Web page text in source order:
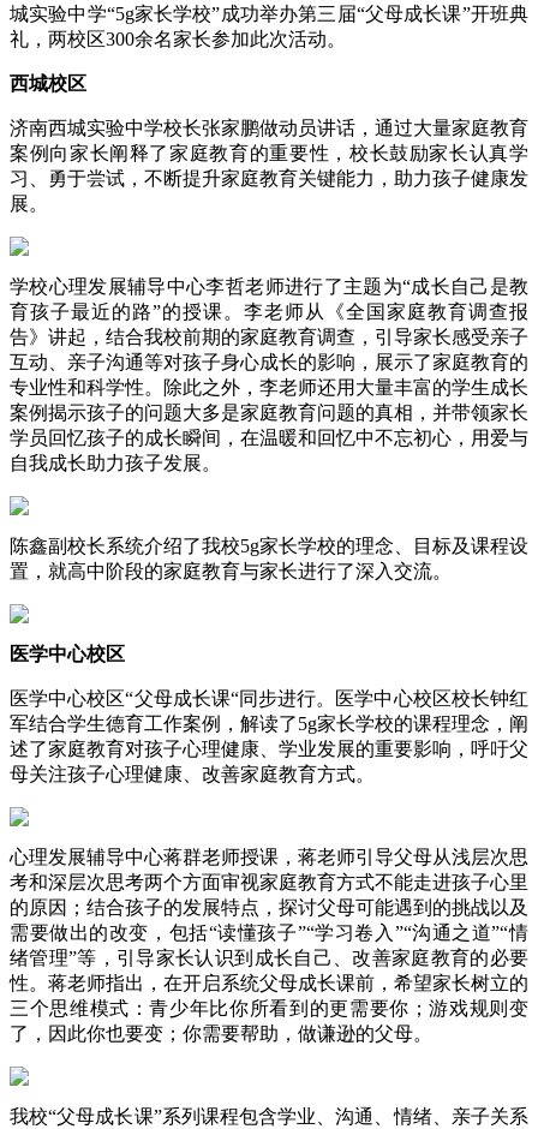
城实验中学“5g家长学校”成功举办第三届“父母成长课”开班典
礼，两校区300余名家长参加此次活动。
西城校区
济南西城实验中学校长张家鹏做动员讲话，通过大量家庭教育
案例向家长阐释了家庭教育的重要性，校长鼓励家长认真学
习、勇于尝试，不断提升家庭教育关键能力，助力孩子健康发
展。
学校心理发展辅导中心李哲老师进行了主题为“成长自己是教
育孩子最近的路”的授课。李老师从《全国家庭教育调查报
告》讲起，结合我校前期的家庭教育调查，引导家长感受亲子
互动、亲子沟通等对孩子身心成长的影响，展示了家庭教育的
专业性和科学性。除此之外，李老师还用大量丰富的学生成长
案例揭示孩子的问题大多是家庭教育问题的真相，并带领家长
学员回忆孩子的成长瞬间，在温暖和回忆中不忘初心，用爱与
自我成长助力孩子发展。
陈鑫副校长系统介绍了我校5g家长学校的理念、目标及课程设
置，就高中阶段的家庭教育与家长进行了深入交流。
医学中心校区
医学中心校区“父母成长课“同步进行。医学中心校区校长钟红
军结合学生德育工作案例，解读了5g家长学校的课程理念，阐
述了家庭教育对孩子心理健康、学业发展的重要影响，呼吁父
母关注孩子心理健康、改善家庭教育方式。
心理发展辅导中心蒋群老师授课，蒋老师引导父母从浅层次思
考和深层次思考两个方面审视家庭教育方式不能走进孩子心里
的原因；结合孩子的发展特点，探讨父母可能遇到的挑战以及
需要做出的改变，包括“读懂孩子”“学习卷入”“沟通之道”“情
绪管理”等，引导家长认识到成长自己、改善家庭教育的必要
性。蒋老师指出，在开启系统父母成长课前，希望家长树立的
三个思维模式：青少年比你所看到的更需要你；游戏规则变
了，因此你也要变；你需要帮助，做谦逊的父母。
我校“父母成长课”系列课程包含学业、沟通、情绪、亲子关系